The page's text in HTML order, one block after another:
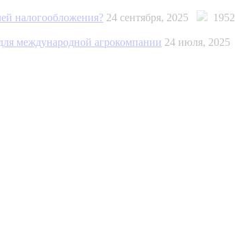
налогообложения? 24 сентября, 2025 1952
международной агрокомпании 24 июля, 2025